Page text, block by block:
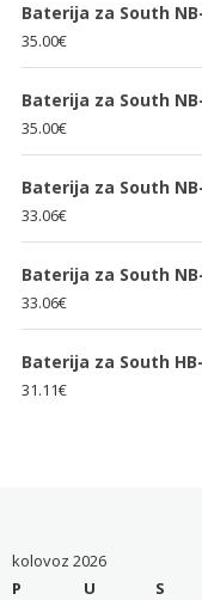
Baterija za South
35.00€
Baterija za South
35.00€
Baterija za South
33.06€
Baterija za South
33.06€
Baterija za South
31.11€
kolovoz 2026
P
U S